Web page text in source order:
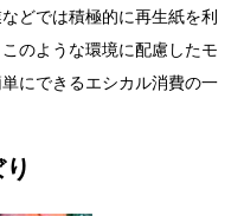
どでは積極的に再生紙を利
のような環境に配慮したモ
にできるエシカル消費の一